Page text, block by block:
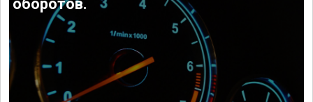
оборотов.